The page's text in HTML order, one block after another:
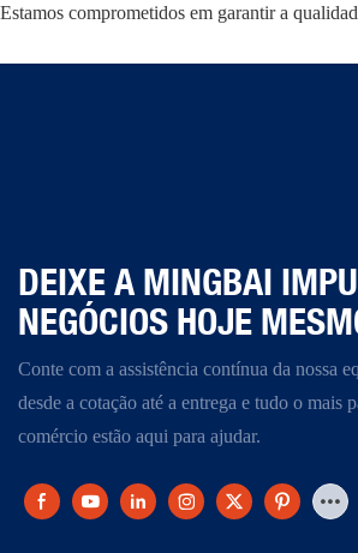
Estamos comprometidos em garantir a
DEIXE A MINGBAI
NEGÓCIOS HOJE
Conte com a assistência contínua da nossa
desde a cotação até a entrega e tudo o mais
comércio estão aqui para ajudar.